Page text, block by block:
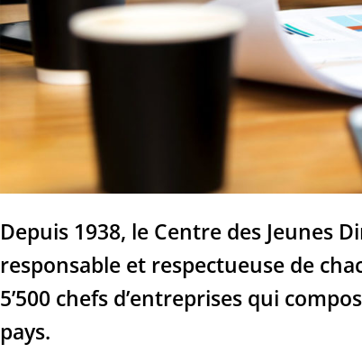
Depuis 1938, le Centre des Jeunes
responsable et respectueuse de
5’500 chefs d’entreprises qui
pays.